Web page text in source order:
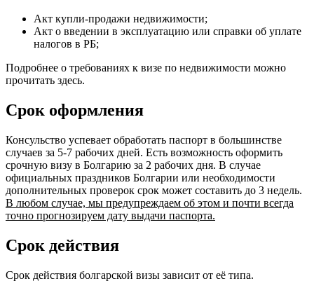
Акт купли-продажи недвижимости;
Акт о введении в эксплуатацию или справки об уплате
налогов в РБ;
Подробнее о требованиях к визе по недвижимости можно
прочитать здесь.
Срок оформления
Консульство успевает обработать паспорт в большинстве
случаев за 5-7 рабочих дней. Есть возможность оформить
срочную визу в Болгарию за 2 рабочих дня. В случае
официальных праздников Болгарии или необходимости
дополнительных проверок срок может составить до 3 недель.
В любом случае, мы предупреждаем об этом и почти всегда
точно прогнозируем дату выдачи паспорта.
Срок действия
Срок действия болгарской визы зависит от её типа.